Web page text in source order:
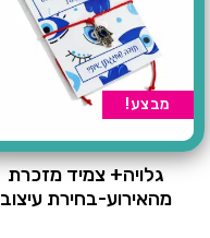
מבצע!
גלויה+ צמיד מזכרת
מהאירוע-בחירת עיצוב